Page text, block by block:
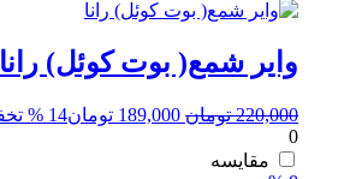
وایر شمع( بوت کوئل) رانا
220,000 تومان قیمت
189,000 تومان14 % تخفیف
0
مقایسه